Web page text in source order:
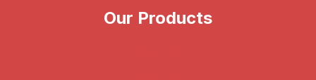
Our Products